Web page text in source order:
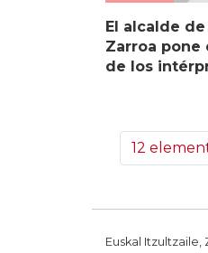
El alcalde
Zarroa pone
de los
12
Euskal